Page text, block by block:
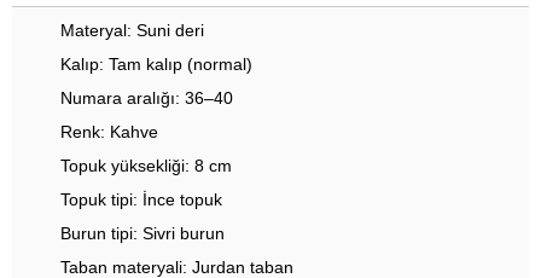
Materyal: Suni deri
Kalıp: Tam kalıp (normal)
Numara aralığı: 36–40
Renk: Kahve
Topuk yüksekliği: 8 cm
Topuk tipi: İnce topuk
Burun tipi: Sivri burun
Taban materyali: Jurdan taban